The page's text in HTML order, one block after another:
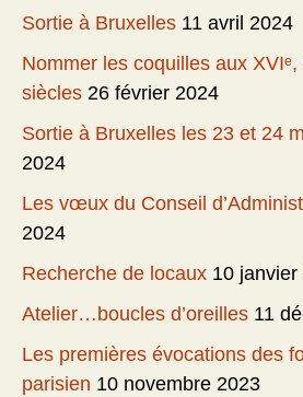
Sortie à Bruxelles 11 avril 2024
Nommer les coquilles aux XVIᵉ,
siècles 26 février 2024
Sortie à Bruxelles les 23 et 24
2024
Les vœux du Conseil
2024
Recherche de locaux 10 janvier
Atelier…boucles d’oreilles 11
Les premières évocations des
parisien 10 novembre 2023